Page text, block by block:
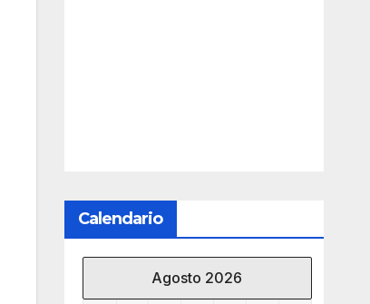
Calendario
Agosto 2026